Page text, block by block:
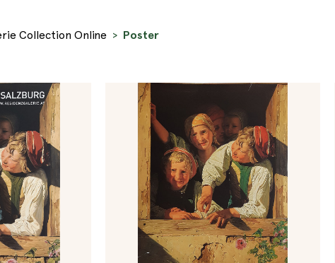
Collection Online Poster